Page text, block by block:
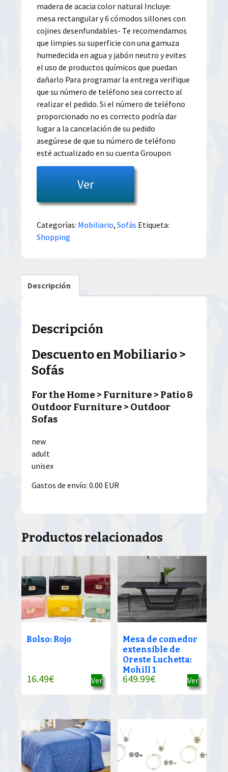
madera de acacia color natural Incluye:
mesa rectangular y 6 cómodos sillones con
cojines desenfundables- Te recomendamos
que limpies su superficie con una gamuza
humedecida en agua y jabón neutro y evites
el uso de productos químicos que puedan
dañarlo Para programar la entrega verifique
que su número de teléfono sea correcto al
realizar el pedido. Si el número de teléfono
proporcionado no es correcto podría dar
lugar a la cancelación de su pedido
asegúrese de que su número de teléfono
esté actualizado en su cuenta Groupon
Ver
Categorías: Mobiliario,Sofás Etiqueta:
Shopping
Descripción
Descripción
Descuento en Mobiliario >
Sofás
For the Home > Furniture > Patio &
Outdoor Furniture > Outdoor
Sofas
new
adult
unisex
Gastos de envío: 0.00 EUR
Productos relacionados
Bolso: Rojo
16.49€ Ver
Mesa de comedor
extensible de
Oreste Luchetta:
Mohill 1
649.99€ Ver